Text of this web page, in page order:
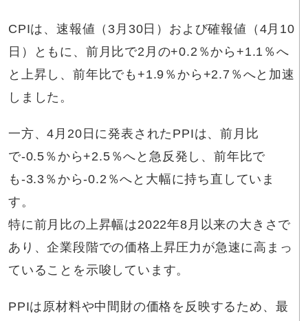
CPIは、速報値（3月30日）および確報値（4月10
日）ともに、前月比で2月の+0.2％から+1.1％へ
と上昇し、前年比でも+1.9％から+2.7％へと加速
しました。
一方、4月20日に発表されたPPIは、前月比
で-0.5％から+2.5％へと急反発し、前年比で
も-3.3％から-0.2％へと大幅に持ち直していま
す。
特に前月比の上昇幅は2022年8月以来の大きさで
あり、企業段階での価格上昇圧力が急速に高まっ
ていることを示唆しています。
PPIは原材料や中間財の価格を反映するため、最